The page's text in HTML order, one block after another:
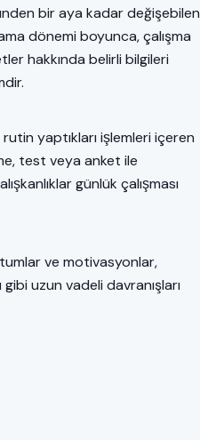
bir aya kadar değişebilen
dönemi boyunca, çalışma
hakkında belirli bilgileri
rutin yaptıkları işlemleri içeren
test veya anket ile
günlük çalışması
ve motivasyonlar,
uzun vadeli davranışları